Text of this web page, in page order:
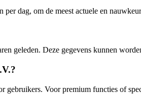
dag, om de meest actuele en
geleden. Deze gegevens kunnen
Voor premium functies of